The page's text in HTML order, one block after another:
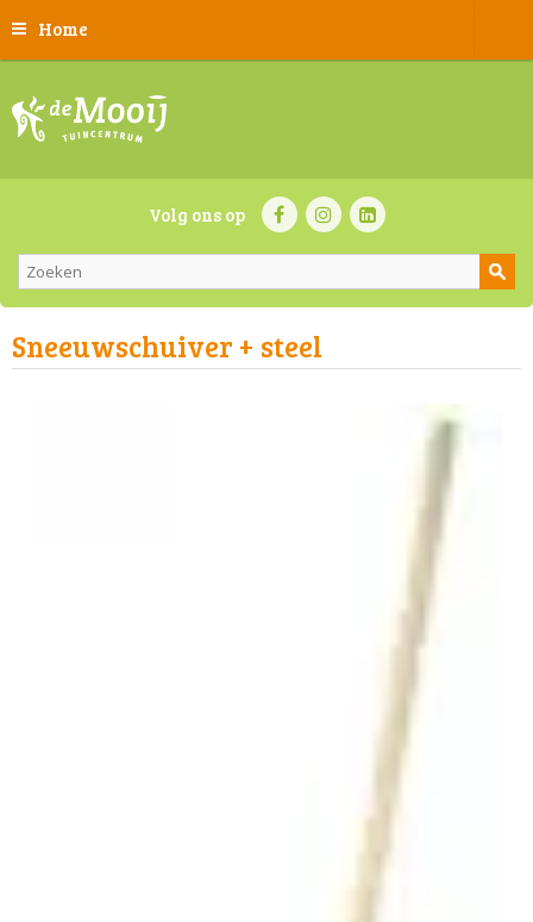
Home
Volg ons op
Sneeuwschuiver + steel